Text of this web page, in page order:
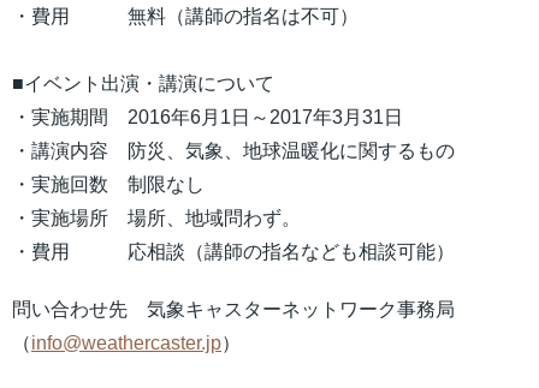
・費用 無料（講師の指名は不可）
■イベント出演・講演について
・実施期間 2016年6月1日～2017年3月31日
・講演内容 防災、気象、地球温暖化に関するもの
・実施回数 制限なし
・実施場所 場所、地域問わず。
・費用 応相談（講師の指名なども相談可能）
問い合わせ先 気象キャスターネットワーク事務局
（info@weathercaster.jp）